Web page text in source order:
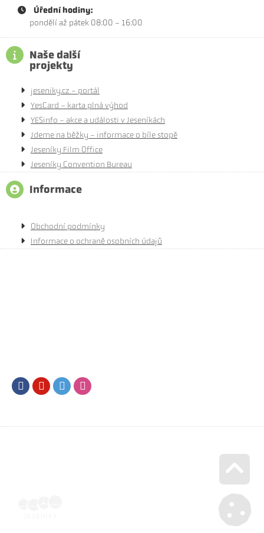
Úřední hodiny:
pondělí až pátek 08:00 - 16:00
Naše další
projekty
jeseniky.cz - portál
YesCard - karta plná výhod
YESinfo - akce a události v Jeseníkách
Jdeme na běžky - informace o bíle stopě
Jeseníky Film Office
Jeseníky Convention Bureau
Informace
Obchodní podmínky
Informace o ochraně osobních údajů
FacebookYoutubeTwitter
Go